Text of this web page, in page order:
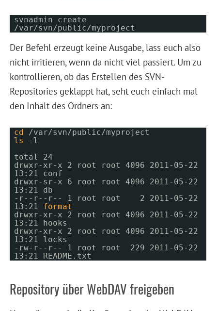
svnadmin create
/var/svn/public/myproject
Der Befehl erzeugt keine Ausgabe, lass euch also
nicht irritieren, wenn da nicht viel passiert. Um zu
kontrollieren, ob das Erstellen des SVN-
Repositories geklappt hat, seht euch einfach mal
den Inhalt des Ordners an:
cd
/var/svn/public/myproject
ls
-l
total 24
drwxr-xr-x 2 root root 4096 2011-05-22
13:21 conf
drwxr-sr-x 6 root root 4096 2011-05-22
13:21 db
-r--r--r-- 1 root root 2 2011-05-22
13:21 format
drwxr-xr-x 2 root root 4096 2011-05-22
13:21 hooks
drwxr-xr-x 2 root root 4096 2011-05-22
13:21 locks
-rw-r--r-- 1 root root 229 2011-05-22
13:21 README.txt
Repository über WebDAV freigeben